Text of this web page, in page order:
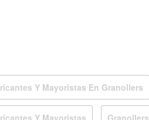
Y Mayoristas En Granollers
Y Mayoristas Granollers